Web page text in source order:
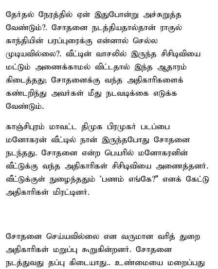
தேர்தல் நேரத்தில் ஏன் இதுபோன்று அச்சுறுத்த
வேண்டும்?. சோதனை நடத்தியதால்தான் ராகுல்
காந்தியின் பரப்புரைக்கு என்னால் செல்ல
முடியவில்லை?. வீட்டின் வாசலில் இருந்த சிசிடிவியை
மட்டும் அணைக்காமல் விட்டதால் இந்த ஆதாரம்
கிடைத்தது; சோதனைக்கு வந்த அதிகாரிகளைக்
கண்டறிந்து அவர்கள் மீது நடவடிக்கை எடுக்க
வேண்டும்.
காஞ்சிபுரம் மாவட்ட திமுக பிரமுகர் படப்பை
மனோகரன் வீட்டில் நான் இருந்தபோது சோதனை
நடந்தது. சோதனை என்ற பெயரில் மனோகரனின்
வீட்டுக்கு வந்த அதிகாரிகள் சிசிடிவியை அணைத்தனர்.
வீட்டுக்குள் நுழைந்ததும் 'பணம் எங்கே?" எனக் கேட்டு
அதிகாரிகள் மிரட்டினர்.
சோதனை செய்யவில்லை என வருமான வரித் துறை
அதிகாரிகள் மறுப்பு கூறுகின்றனர். சோதனை
நடத்துவது தப்பு கிடையாது.. உண்மையை மறைப்பது